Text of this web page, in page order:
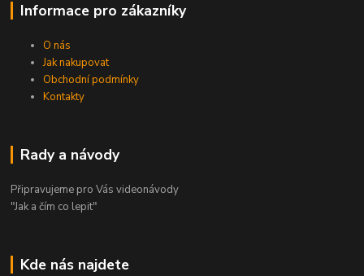
Informace pro zákazníky
O nás
Jak nakupovat
Obchodní podmínky
Kontakty
Rady a návody
Připravujeme pro Vás videonávody
"Jak a čím co lepit"
Kde nás najdete